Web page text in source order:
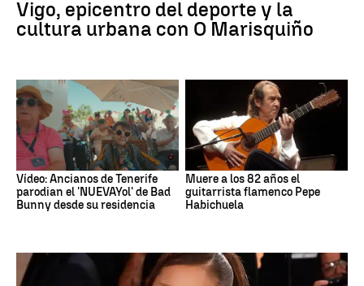
Vigo, epicentro del deporte y la
cultura urbana con O Marisquiño
Vídeo: Ancianos de Tenerife
parodian el 'NUEVAYol' de Bad
Bunny desde su residencia
Muere a los 82 años el
guitarrista flamenco Pepe
Habichuela